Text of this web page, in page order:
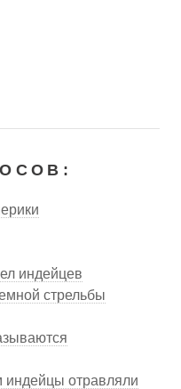
индейцев
стрельбы
индейцы отравляли